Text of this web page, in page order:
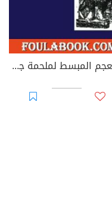
المعجم المبسط لملحمة جلجامش